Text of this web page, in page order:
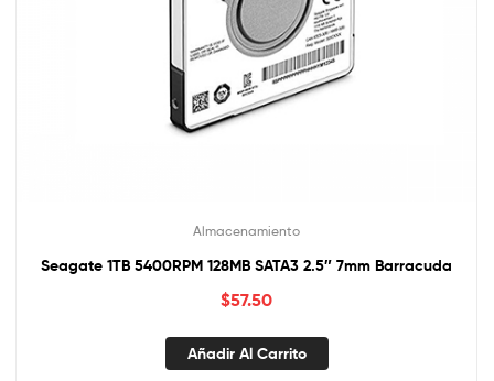
Almacenamiento
Seagate 1TB 5400RPM 128MB SATA3 2.5″ 7mm Barracuda
$57.50
Añadir Al Carrito